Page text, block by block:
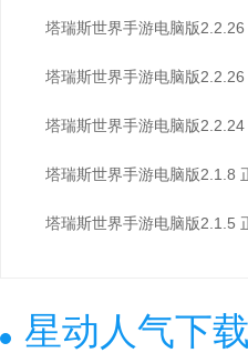
塔瑞斯世界手游电脑版2.2.26
塔瑞斯世界手游电脑版2.2.26
塔瑞斯世界手游电脑版2.2.24
塔瑞斯世界手游电脑版2.1.8
塔瑞斯世界手游电脑版2.1.5
星动人气下载